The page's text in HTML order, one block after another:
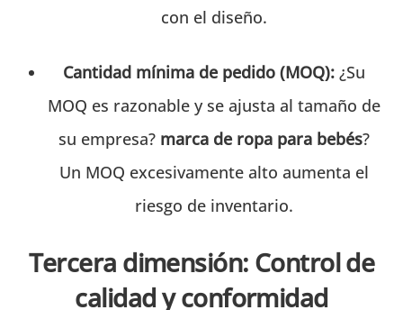
con el diseño.
Cantidad mínima de pedido (MOQ): ¿Su
MOQ es razonable y se ajusta al tamaño de
su empresa? marca de ropa para bebés?
Un MOQ excesivamente alto aumenta el
riesgo de inventario.
Tercera dimensión: Control de
calidad y conformidad